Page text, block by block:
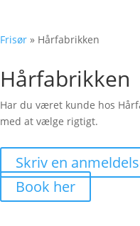
Frisør » Hårfabrikken
Hårfabrikken
Har du været kunde hos
med at vælge rigtigt.
Skriv en
Book her